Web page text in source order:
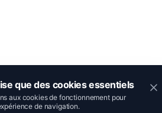
que des cookies essentiels
aux cookies de fonctionnement pour
de navigation.